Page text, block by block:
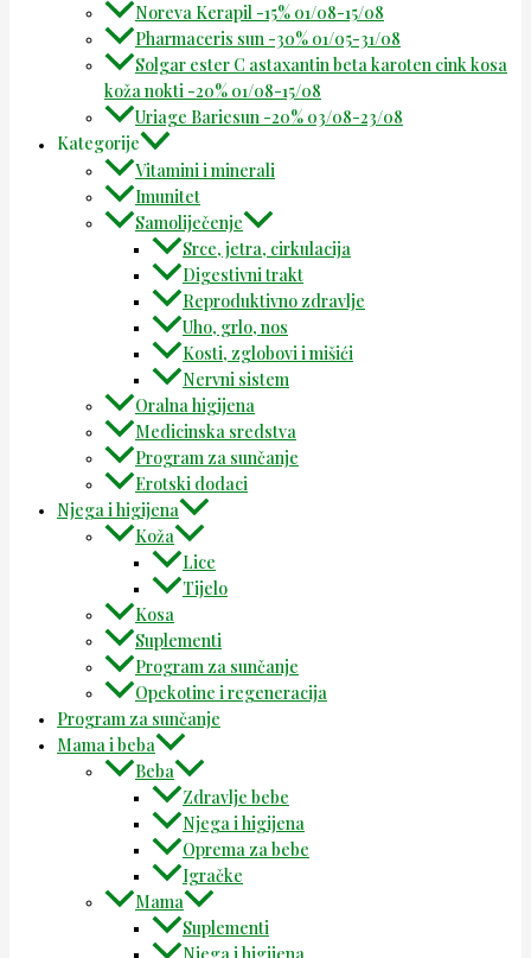
Noreva Kerapil -15% 01/08-15/08
Pharmaceris sun -30% 01/05-31/08
Solgar ester C astaxantin beta karoten cink kosa
koža nokti -20% 01/08-15/08
Uriage Bariesun -20% 03/08-23/08
Kategorije
Vitamini i minerali
Imunitet
Samoliječenje
Srce, jetra, cirkulacija
Digestivni trakt
Reproduktivno zdravlje
Uho, grlo, nos
Kosti, zglobovi i mišići
Nervni sistem
Oralna higijena
Medicinska sredstva
Program za sunčanje
Erotski dodaci
Njega i higijena
Koža
Lice
Tijelo
Kosa
Suplementi
Program za sunčanje
Opekotine i regeneracija
Program za sunčanje
Mama i beba
Beba
Zdravlje bebe
Njega i higijena
Oprema za bebe
Igračke
Mama
Suplementi